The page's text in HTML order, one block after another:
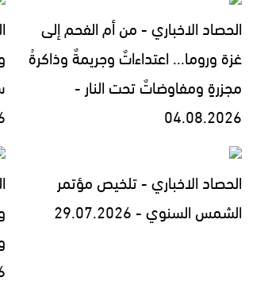
الحصاد الاخباري - من أم الفحم إلى
غزة وروما... اعتداءاتٌ وجريمةٌ وذاكرةُ
مجزرةٍ ومفاوضاتٌ تحت النار -
04.08.2026
الحصاد الاخباري - تلخيص مؤتمر
الشمس السنوي - 29.07.2026